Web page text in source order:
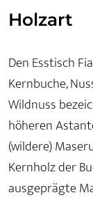
Holzart
Den Esstisch
Kernbuche,
Wildnuss
höheren
(wildere)
Kernholz der
ausgeprägte